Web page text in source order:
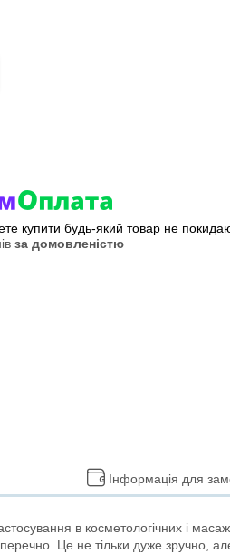
купити будь-який товар не
за домовленістю
Інформація для
в косметологічних і
Це не тільки дуже зручно,